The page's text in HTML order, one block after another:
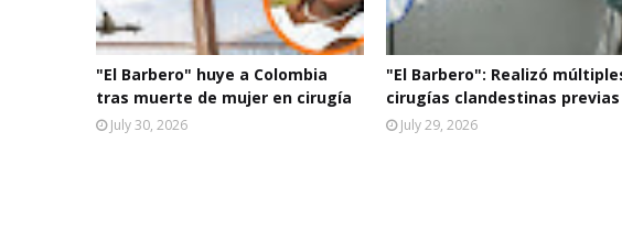
"El Barbero" huye a Colombia
tras muerte de mujer en cirugía
July 30, 2026
"El Barbero": Realizó
cirugías clandestinas previas
July 29, 2026